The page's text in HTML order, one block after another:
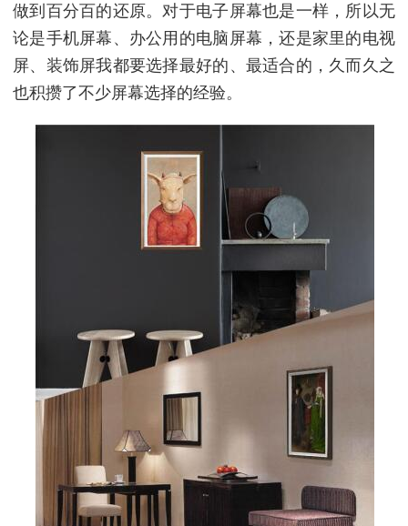
做到百分百的还原。对于电子屏幕也是一样，所以无
论是手机屏幕、办公用的电脑屏幕，还是家里的电视
屏、装饰屏我都要选择最好的、最适合的，久而久之
也积攒了不少屏幕选择的经验。